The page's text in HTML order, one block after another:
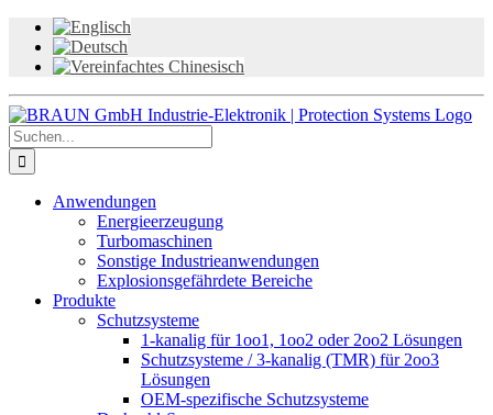
Zum
Inhalt
springen
Suche
nach:
Anwendungen
Energieerzeugung
Turbomaschinen
Sonstige Industrieanwendungen
Explosionsgefährdete Bereiche
Produkte
Schutzsysteme
1-kanalig für 1oo1, 1oo2 oder 2oo2 Lösungen
Schutzsysteme / 3-kanalig (TMR) für 2oo3
Lösungen
OEM-spezifische Schutzsysteme